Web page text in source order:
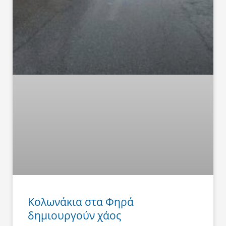
Κολωνάκια στα Φηρά
δημιουργούν χάος